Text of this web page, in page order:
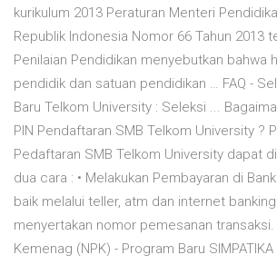
kurikulum 2013 Peraturan Menteri
Republik Indonesia Nomor 66 Tahun 2013
Penilaian Pendidikan menyebutkan bahwa
pendidik dan satuan pendidikan … FAQ -
Baru Telkom University : Seleksi ...
PIN Pendaftaran SMB Telkom University ?
Pedaftaran SMB Telkom University dapat
dua cara : • Melakukan Pembayaran di
baik melalui teller, atm dan internet
menyertakan nomor pemesanan
Kemenag (NPK) - Program Baru SIMPATIKA